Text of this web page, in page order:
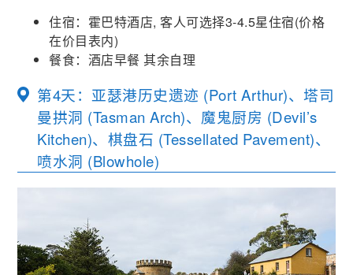
住宿：霍巴特酒店, 客人可选择3-4.5星住宿(价格
在价目表内)
餐食：酒店早餐 其余自理
第4天：亚瑟港历史遗迹 (Port Arthur)、塔司
曼拱洞 (Tasman Arch)、魔鬼厨房 (Devil’s
Kitchen)、棋盘石 (Tessellated Pavement)、
喷水洞 (Blowhole)